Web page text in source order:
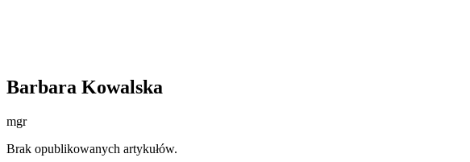
Barbara Kowalska
mgr
Brak opublikowanych artykułów.